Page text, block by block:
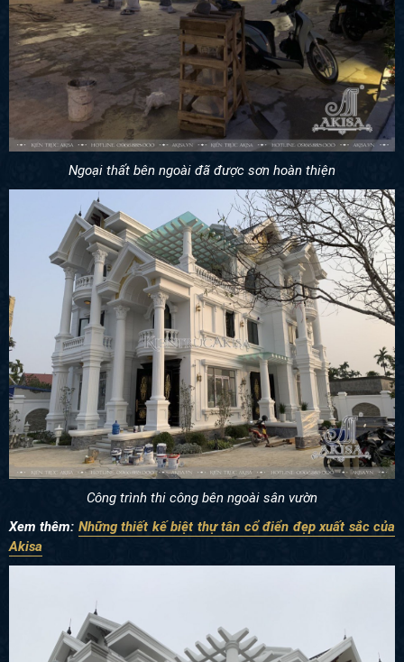
Ngoại thất bên ngoài đã được sơn hoàn thiện
Công trình thi công bên ngoài sân vườn
Xem thêm: Những thiết kế biệt thự tân cổ điển đẹp xuất sắc của
Akisa